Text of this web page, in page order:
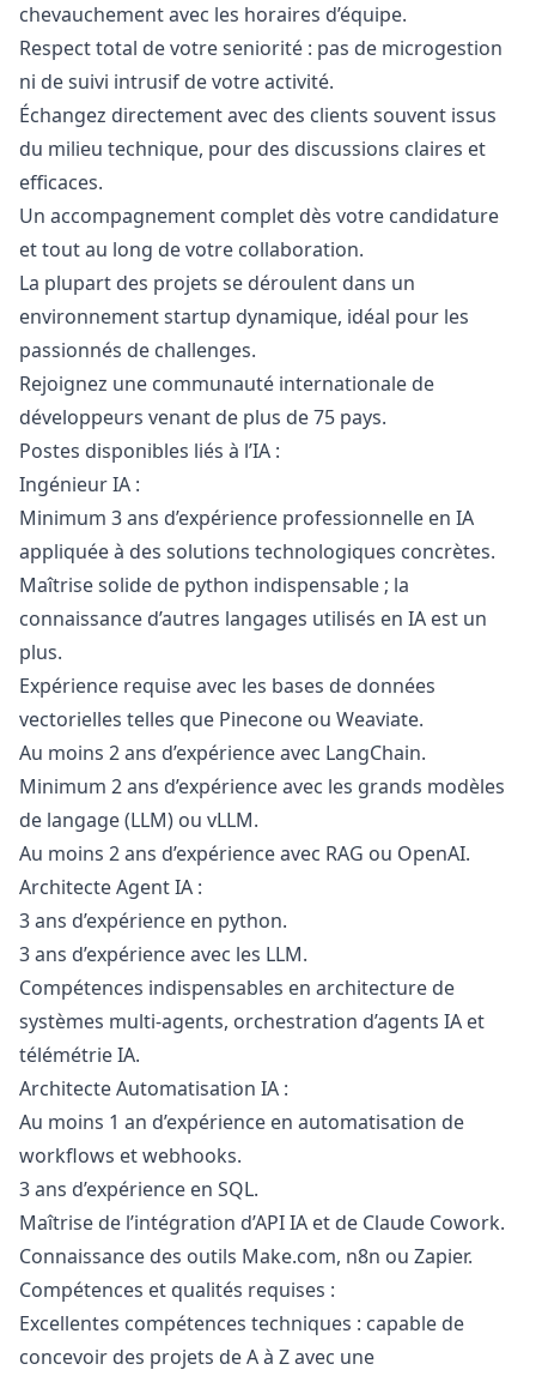
chevauchement avec les horaires d’équipe.
Respect total de votre seniorité : pas de microgestion
ni de suivi intrusif de votre activité.
Échangez directement avec des clients souvent issus
du milieu technique, pour des discussions claires et
efficaces.
Un accompagnement complet dès votre candidature
et tout au long de votre collaboration.
La plupart des projets se déroulent dans un
environnement startup dynamique, idéal pour les
passionnés de challenges.
Rejoignez une communauté internationale de
développeurs venant de plus de 75 pays.
Postes disponibles liés à l’IA :
Ingénieur IA :
Minimum 3 ans d’expérience professionnelle en IA
appliquée à des solutions technologiques concrètes.
Maîtrise solide de python indispensable ; la
connaissance d’autres langages utilisés en IA est un
plus.
Expérience requise avec les bases de données
vectorielles telles que Pinecone ou Weaviate.
Au moins 2 ans d’expérience avec LangChain.
Minimum 2 ans d’expérience avec les grands modèles
de langage (LLM) ou vLLM.
Au moins 2 ans d’expérience avec RAG ou OpenAI.
Architecte Agent IA :
3 ans d’expérience en python.
3 ans d’expérience avec les LLM.
Compétences indispensables en architecture de
systèmes multi-agents, orchestration d’agents IA et
télémétrie IA.
Architecte Automatisation IA :
Au moins 1 an d’expérience en automatisation de
workflows et webhooks.
3 ans d’expérience en SQL.
Maîtrise de l’intégration d’API IA et de Claude Cowork.
Connaissance des outils Make.com, n8n ou Zapier.
Compétences et qualités requises :
Excellentes compétences techniques : capable de
concevoir des projets de A à Z avec une